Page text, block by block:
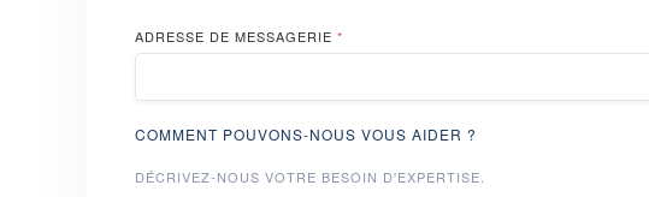
ADRESSE DE MESSAGERIE *
COMMENT POUVONS-NOUS VOUS AIDER ?
DÉCRIVEZ-NOUS VOTRE BESOIN D'EXPERTISE.